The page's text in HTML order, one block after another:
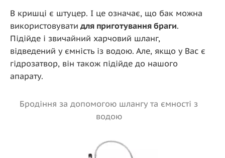
В кришці є штуцер. І це означає, що бак можна
використовувати для приготування браги.
Підійде і звичайний харчовий шланг,
відведений у ємність із водою. Але, якщо у Вас є
гідрозатвор, він також підійде до нашого
апарату.
Бродіння за допомогою шлангу та ємності з
водою